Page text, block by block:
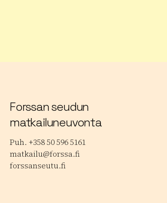
Forssan seudun
matkailuneuvonta
Puh. +358 50 596 5161
matkailu@forssa.fi
forssanseutu.fi